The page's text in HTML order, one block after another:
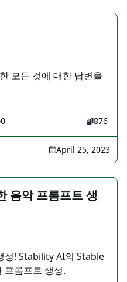
모든 것에 대한 답변을
0 876
April 25, 2023
음악 프롬프트 생
성! Stability AI의 Stable
롬프트 생성.